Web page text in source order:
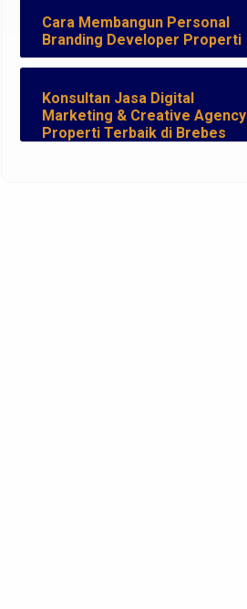
Cara Membangun Personal
Branding Developer Properti
Konsultan Jasa Digital
Marketing & Creative Agency
Properti Terbaik di Brebes